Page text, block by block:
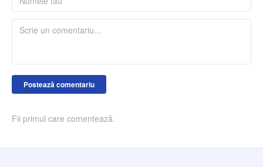
Postează comentariu
Fii primul care comentează.